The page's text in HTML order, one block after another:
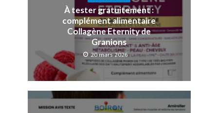
À tester gratuitement :
complément alimentaire
Collagène Eternity de
Granions
20 mars 2026